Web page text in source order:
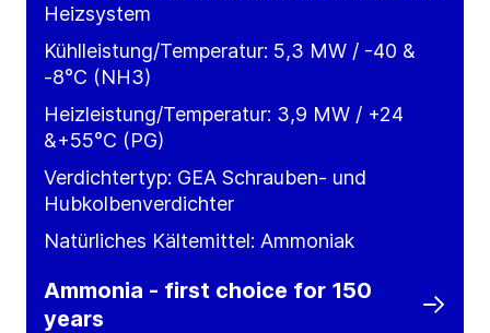
Heizsystem
Kühlleistung/Temperatur: 5,3 MW / -40 &
-8°C (NH3)
Heizleistung/Temperatur: 3,9 MW / +24
&+55°C (PG)
Verdichtertyp: GEA Schrauben- und
Hubkolbenverdichter
Natürliches Kältemittel: Ammoniak
Ammonia - first choice for 150
years